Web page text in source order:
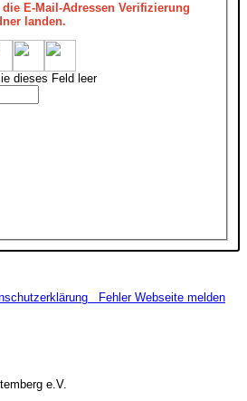
die E-Mail-Adressen Verifizierung
landen.
dieses Feld leer
Fehler Webseite melden
e.V.